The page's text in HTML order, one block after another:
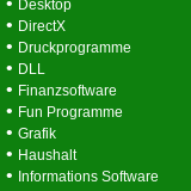
Desktop
• DirectX
• Druckprogramme
• DLL
• Finanzsoftware
• Fun Programme
• Grafik
• Haushalt
• Informations Software